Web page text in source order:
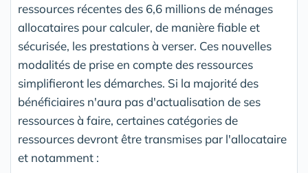
ressources récentes des 6,6 millions de ménages
allocataires pour calculer, de manière fiable et
sécurisée, les prestations à verser. Ces nouvelles
modalités de prise en compte des ressources
simplifieront les démarches. Si la majorité des
bénéficiaires n'aura pas d'actualisation de ses
ressources à faire, certaines catégories de
ressources devront être transmises par l'allocataire
et notamment :